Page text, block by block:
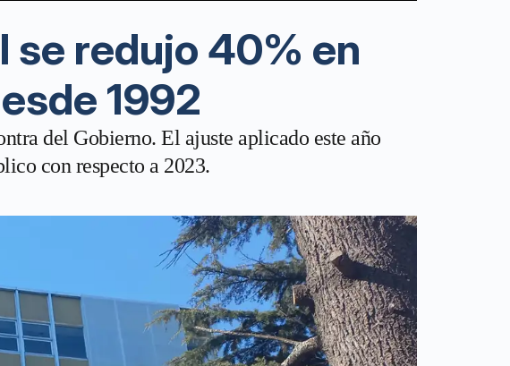
se redujo 40% en
1992
del Gobierno. El ajuste aplicado este año
con respecto a 2023.